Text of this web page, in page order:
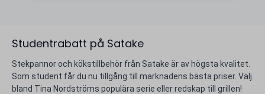
Studentrabatt på Satake
Stekpannor och kökstillbehör från Satake är av högsta kvalitet.
Som student får du nu tillgång till marknadens bästa priser. Välj
bland Tina Nordströms populära serie eller redskap till grillen!